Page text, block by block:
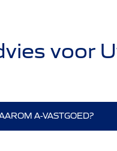
voor
A-VASTGOED?